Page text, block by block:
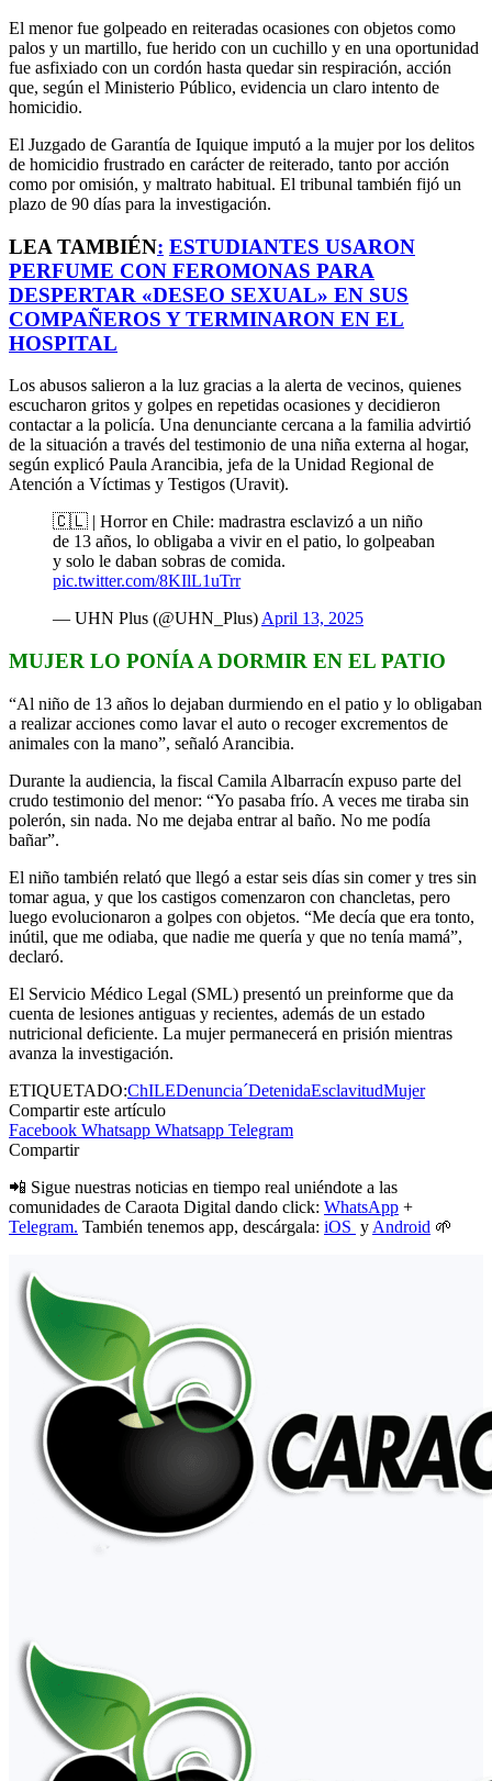
El menor fue golpeado en reiteradas ocasiones con objetos como
palos y un martillo, fue herido con un cuchillo y en una oportunidad
fue asfixiado con un cordón hasta quedar sin respiración, acción
que, según el Ministerio Público, evidencia un claro intento de
homicidio.
El Juzgado de Garantía de Iquique imputó a la mujer por los delitos
de homicidio frustrado en carácter de reiterado, tanto por acción
como por omisión, y maltrato habitual. El tribunal también fijó un
plazo de 90 días para la investigación.
LEA TAMBIÉN: ESTUDIANTES USARON
PERFUME CON FEROMONAS PARA
DESPERTAR «DESEO SEXUAL» EN SUS
COMPAÑEROS Y TERMINARON EN EL
HOSPITAL
Los abusos salieron a la luz gracias a la alerta de vecinos, quienes
escucharon gritos y golpes en repetidas ocasiones y decidieron
contactar a la policía. Una denunciante cercana a la familia advirtió
de la situación a través del testimonio de una niña externa al hogar,
según explicó Paula Arancibia, jefa de la Unidad Regional de
Atención a Víctimas y Testigos (Uravit).
🇨🇱 | Horror en Chile: madrastra esclavizó a un niño
de 13 años, lo obligaba a vivir en el patio, lo golpeaban
y solo le daban sobras de comida.
pic.twitter.com/8KIlL1uTrr
— UHN Plus (@UHN_Plus) April 13, 2025
MUJER LO PONÍA A DORMIR EN EL PATIO
“Al niño de 13 años lo dejaban durmiendo en el patio y lo obligaban
a realizar acciones como lavar el auto o recoger excrementos de
animales con la mano”, señaló Arancibia.
Durante la audiencia, la fiscal Camila Albarracín expuso parte del
crudo testimonio del menor: “Yo pasaba frío. A veces me tiraba sin
polerón, sin nada. No me dejaba entrar al baño. No me podía
bañar”.
El niño también relató que llegó a estar seis días sin comer y tres sin
tomar agua, y que los castigos comenzaron con chancletas, pero
luego evolucionaron a golpes con objetos. “Me decía que era tonto,
inútil, que me odiaba, que nadie me quería y que no tenía mamá”,
declaró.
El Servicio Médico Legal (SML) presentó un preinforme que da
cuenta de lesiones antiguas y recientes, además de un estado
nutricional deficiente. La mujer permanecerá en prisión mientras
avanza la investigación.
ETIQUETADO:ChILEDenuncia´DetenidaEsclavitudMujer
Compartir este artículo
Facebook Whatsapp Whatsapp Telegram
Compartir
📲 Sigue nuestras noticias en tiempo real uniéndote a las
comunidades de Caraota Digital dando click: WhatsApp +
Telegram. También tenemos app, descárgala: iOS y Android 🌱